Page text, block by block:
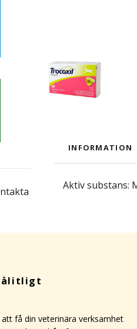
INFORMATION
Aktiv substans:
få din veterinära verksamhet